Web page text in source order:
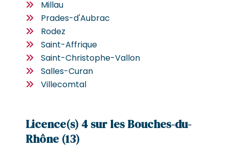
Millau
Prades-d'Aubrac
Rodez
Saint-Affrique
Saint-Christophe-Vallon
Salles-Curan
Villecomtal
Licence(s) 4 sur les Bouches-du-
Rhône (13)